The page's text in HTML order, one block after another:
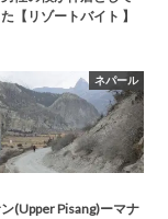
【リゾートバイト 】
ネパール
(Upper Pisang)ーマナ